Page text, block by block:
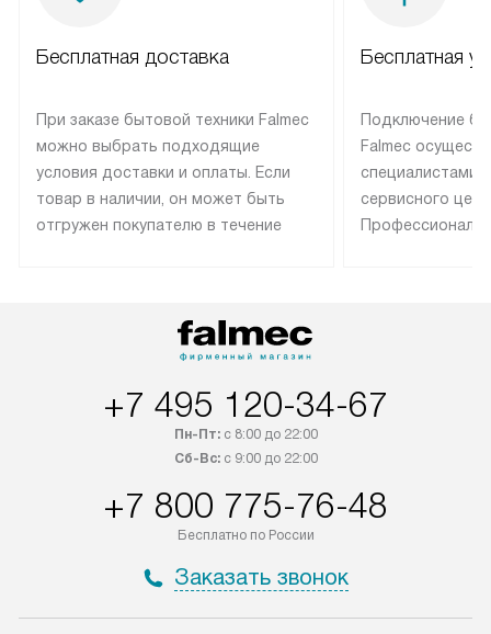
Бесплатная доставка
При заказе бытовой техники Falmec
можно выбрать подходящие
условия доставки и оплаты. Если
товар в наличии, он может быть
отгружен покупателю в течение
оплачивается дополнительно.
Возможна доставка товаров по
Бесплатная
Подключение
Falmec
специалистами
сервисного
+7 495 120-34-67
Пн-Пт:с 8:00 до 22:00
Сб-Вс:с 9:00 до 22:00
+7 800 775-76-48
Бесплатно по России
Заказать звонок